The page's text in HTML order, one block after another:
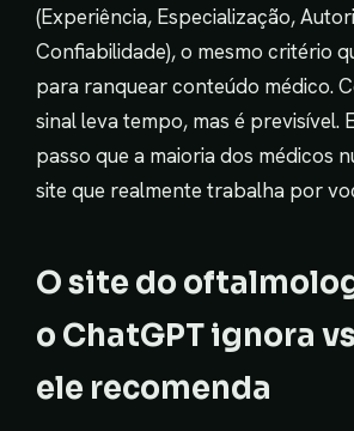
(Experiência, Especialização,
Confiabilidade), o mesmo critério
para ranquear conteúdo médico.
sinal leva tempo, mas é previsível.
passo que a maioria dos médicos
site que realmente trabalha por
O site do
o ChatGPT ignora
ele recomenda